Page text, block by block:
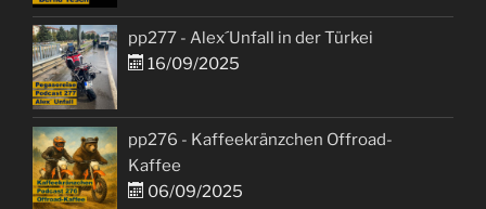
pp277 - Alex´Unfall in der Türkei
16/09/2025
pp276 - Kaffeekränzchen Offroad-
Kaffee
06/09/2025